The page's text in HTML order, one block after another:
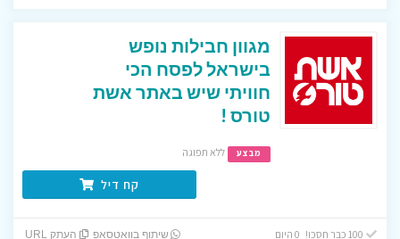
מגוון חבילות נופש
בישראל לפסח הכי
חוויתי שיש באתר אשת
טורס !
מבצע ללא תפוגה
קח דיל
שיתוף בוואטסאפ העתק URL